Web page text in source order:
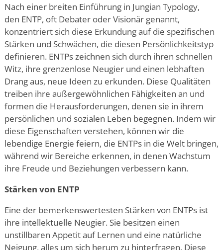
Nach einer breiten Einführung in Jungian Typology,
den ENTP, oft Debater oder Visionär genannt,
konzentriert sich diese Erkundung auf die spezifischen
Stärken und Schwächen, die diesen Persönlichkeitstyp
definieren. ENTPs zeichnen sich durch ihren schnellen
Witz, ihre grenzenlose Neugier und einen lebhaften
Drang aus, neue Ideen zu erkunden. Diese Qualitäten
treiben ihre außergewöhnlichen Fähigkeiten an und
formen die Herausforderungen, denen sie in ihrem
persönlichen und sozialen Leben begegnen. Indem wir
diese Eigenschaften verstehen, können wir die
lebendige Energie feiern, die ENTPs in die Welt bringen,
während wir Bereiche erkennen, in denen Wachstum
ihre Freude und Beziehungen verbessern kann.
Stärken von ENTP
Eine der bemerkenswertesten Stärken von ENTPs ist
ihre intellektuelle Neugier. Sie besitzen einen
unstillbaren Appetit auf Lernen und eine natürliche
Neigung, alles um sich herum zu hinterfragen. Diese